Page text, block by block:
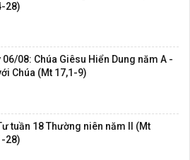
28)
06/08: Chúa Giêsu Hiển Dung năm A -
Chúa (Mt 17,1-9)
tuần 18 Thường niên năm II (Mt
28)